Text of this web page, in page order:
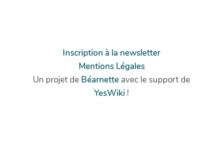
Inscription à la newsletter
Mentions Légales
Un projet de Béarnette avec le support de
YesWiki !